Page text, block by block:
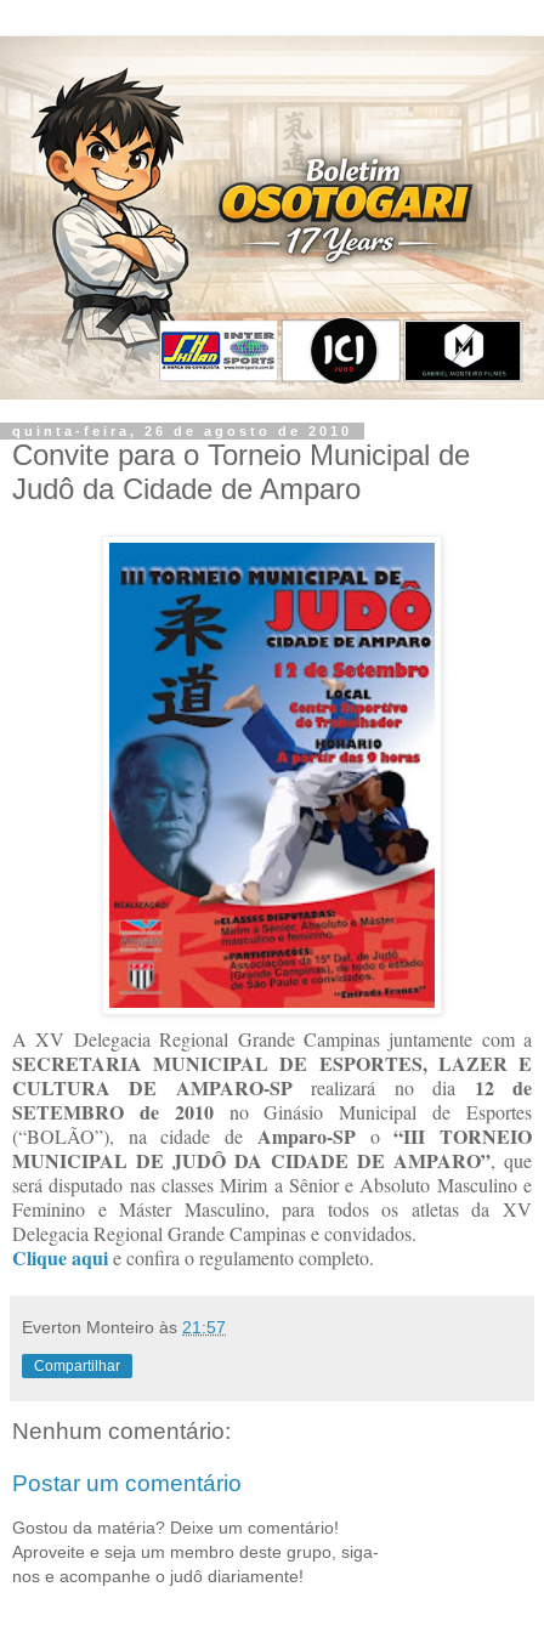
quinta-feira, 26 de agosto de 2010
Convite para o Torneio Municipal de
Judô da Cidade de Amparo
A XV Delegacia Regional Grande Campinas juntamente com a
SECRETARIA MUNICIPAL DE ESPORTES, LAZER E
CULTURA DE AMPARO-SPrealizará no dia
12 de
SETEMBRO de 2010 no Ginásio Municipal de Esportes
(“BOLÃO”), na cidade de Amparo-SPo“III TORNEIO
MUNICIPAL DE JUDÔ DA CIDADE DE AMPARO”, que
será disputado nas classes Mirim a Sênior e Absoluto Masculino e
Feminino e Máster Masculino, para todos os atletas da XV
Delegacia Regional Grande Campinas e convidados.
Clique aquie confira o regulamento completo.
Everton Monteiro às 21:57
Compartilhar
Nenhum comentário:
Postar um comentário
Gostou da matéria? Deixe um comentário!
Aproveite e seja um membro deste grupo, siga-
nos e acompanhe o judô diariamente!